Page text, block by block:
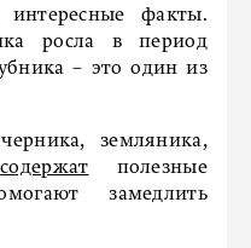
факты.
росла в период
– это один из
земляника,
содержат полезные
замедлить